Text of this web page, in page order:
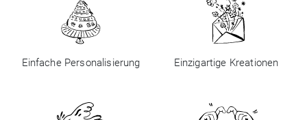
Einfache Personalisierung Einzigartige Kreationen